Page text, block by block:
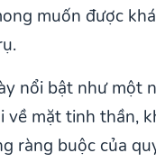
muốn được
nổi bật như một
về mặt tinh thần,
ràng buộc của